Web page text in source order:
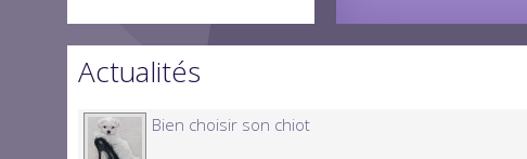
Actualités
Bien choisir son chiot